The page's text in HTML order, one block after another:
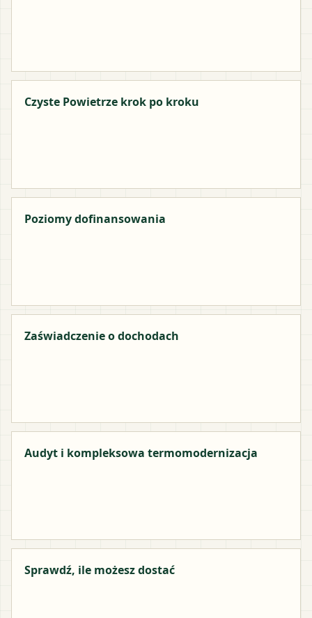
Czyste Powietrze krok po kroku
Poziomy dofinansowania
Zaświadczenie o dochodach
Audyt i kompleksowa termomodernizacja
Sprawdź, ile możesz dostać